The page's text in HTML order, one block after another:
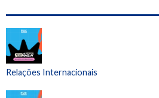
Relações Internacionais